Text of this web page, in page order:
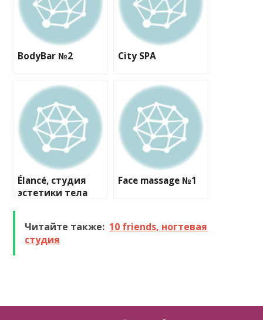
BodyBar №2 City SPA
Élancé, студия
эстетики тела
Face massage №1
Читайте также: 10 friends, ногтевая
студия